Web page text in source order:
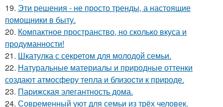
19. Эти решения - не просто тренды, а настоящие
помощники в быту.
20. Компактное пространство, но сколько вкуса и
продуманности!
21. Шкатулка с секретом для молодой семьи.
22. Натуральные материалы и природные оттенки
создают атмосферу тепла и близости к природе.
23. Парижская элегантность дома.
24. Современный уют для семьи из трёх человек.